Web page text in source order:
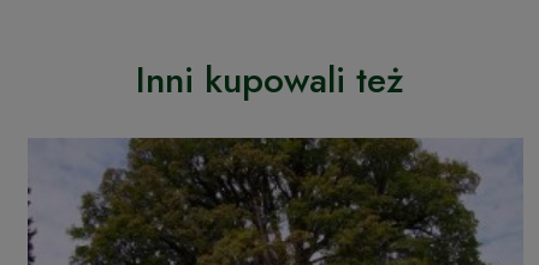
Inni kupowali też